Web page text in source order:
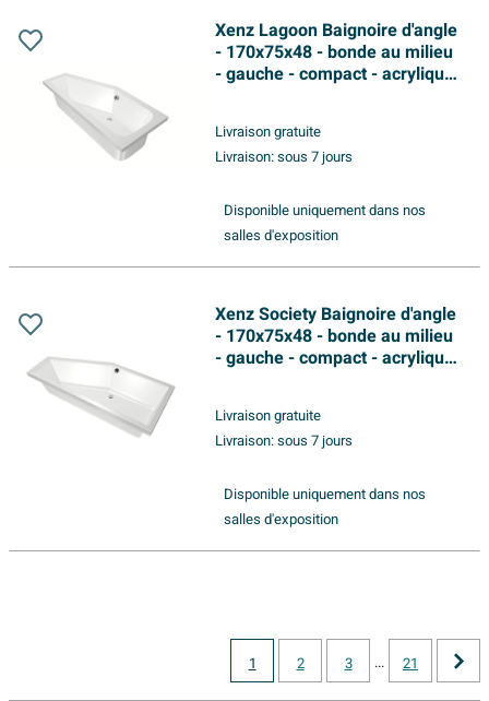
Xenz Lagoon Baignoire d'angle
- 170x75x48 - bonde au milieu
- gauche - compact - acrylique
Livraison gratuite
Livraison:sous 7 jours
Disponible uniquement dans nos
salles d'exposition
Xenz Society Baignoire d'angle
- 170x75x48 - bonde au milieu
- gauche - compact - acrylique
Livraison gratuite
Livraison:sous 7 jours
Disponible uniquement dans nos
salles d'exposition
1 2 3 ... 21